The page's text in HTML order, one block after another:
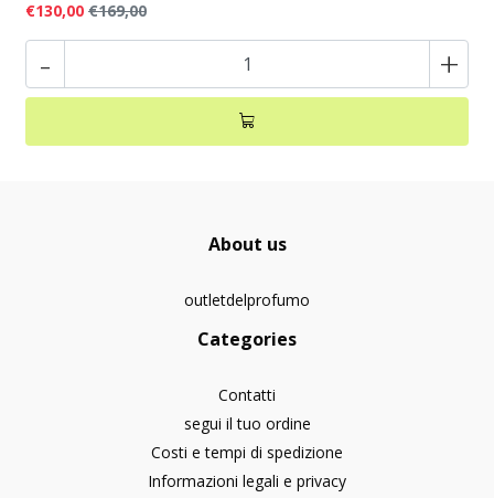
€130,00 €169,00
- +
About us
outletdelprofumo
Categories
Contatti
segui il tuo ordine
Costi e tempi di spedizione
Informazioni legali e privacy